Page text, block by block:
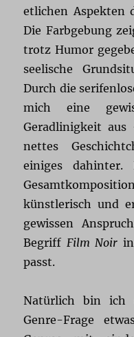
etlichen Aspekten
Die Farbgebung
trotz Humor
seelische
Durch die
mich eine
Geradlinigkeit
nettes
einiges
künstlerisch und
gewissen
Begriff Film Noir
passt.
Natürlich bin ich
Genre-Frage